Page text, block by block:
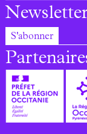
S'abonner